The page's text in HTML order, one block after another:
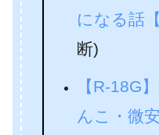
になる話
断)
【R-18G
んこ・微安